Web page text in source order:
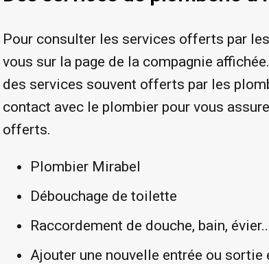
Pour consulter les services offerts par
vous sur la page de la compagnie
des services souvent offerts par les
contact avec le plombier pour vous
offerts.
Plombier Mirabel
Débouchage de toilette
Raccordement de douche, bain,
Ajouter une nouvelle entrée ou sortie